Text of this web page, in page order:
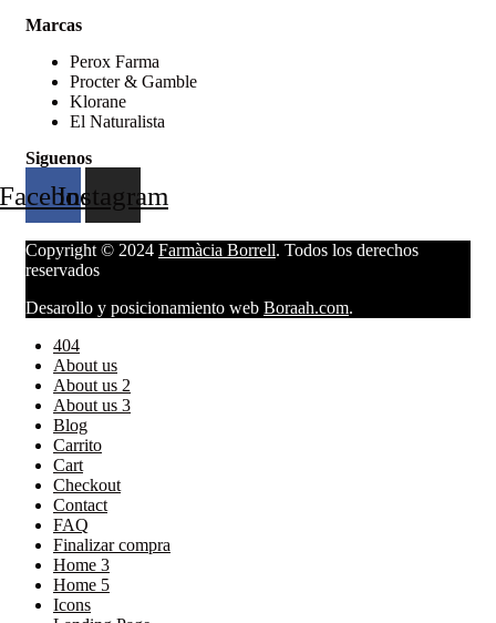
Marcas
Perox Farma
Procter & Gamble
Klorane
El Naturalista
Siguenos
Instagram
Copyright © 2024 Farmàcia Borrell. Todos los derechos
reservados
Desarollo y posicionamiento web Boraah.com.
404
About us
About us 2
About us 3
Blog
Carrito
Cart
Checkout
Contact
FAQ
Finalizar compra
Home 3
Home 5
Icons